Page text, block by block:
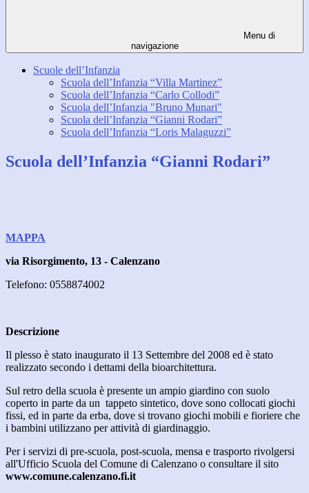
Menu di
navigazione
Scuole dell’Infanzia
Scuola dell’Infanzia “Villa Martinez”
Scuola dell’Infanzia “Carlo Collodi”
Scuola dell’Infanzia "Bruno Munari"
Scuola dell’Infanzia “Gianni Rodari”
Scuola dell’Infanzia “Loris Malaguzzi”
Scuola dell’Infanzia “Gianni Rodari”
MAPPA
via Risorgimento, 13 - Calenzano
Telefono: 0558874002
Descrizione
Il plesso è stato inaugurato il 13 Settembre del 2008 ed è stato
realizzato secondo i dettami della bioarchitettura.
Sul retro della scuola è presente un ampio giardino con suolo
coperto in parte da un tappeto sintetico, dove sono collocati giochi
fissi, ed in parte da erba, dove si trovano giochi mobili e fioriere che
i bambini utilizzano per attività di giardinaggio.
Per i servizi di pre-scuola, post-scuola, mensa e trasporto rivolgersi
all'Ufficio Scuola del Comune di Calenzano o consultare il sito
www.comune.calenzano.fi.it